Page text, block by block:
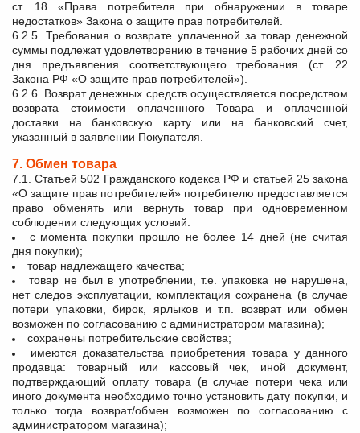
ст. 18 «Права потребителя при обнаружении в товаре
недостатков» Закона о защите прав потребителей.
6.2.5. Требования о возврате уплаченной за товар денежной
суммы подлежат удовлетворению в течение 5 рабочих дней со
дня предъявления соответствующего требования (ст. 22
Закона РФ «О защите прав потребителей»).
6.2.6. Возврат денежных средств осуществляется посредством
возврата стоимости оплаченного Товара и оплаченной
доставки на банковскую карту или на банковский счет,
указанный в заявлении Покупателя.
7. Обмен товара
7.1. Статьей 502 Гражданского кодекса РФ и статьей 25 закона
«О защите прав потребителей» потребителю предоставляется
право обменять или вернуть товар при одновременном
соблюдении следующих условий:
с момента покупки прошло не более 14 дней (не считая
дня покупки);
товар надлежащего качества;
товар не был в употреблении, т.е. упаковка не нарушена,
нет следов эксплуатации, комплектация сохранена (в случае
потери упаковки, бирок, ярлыков и т.п. возврат или обмен
возможен по согласованию с администратором магазина);
сохранены потребительские свойства;
имеются доказательства приобретения товара у данного
продавца: товарный или кассовый чек, иной документ,
подтверждающий оплату товара (в случае потери чека или
иного документа необходимо точно установить дату покупки, и
только тогда возврат/обмен возможен по согласованию с
администратором магазина);